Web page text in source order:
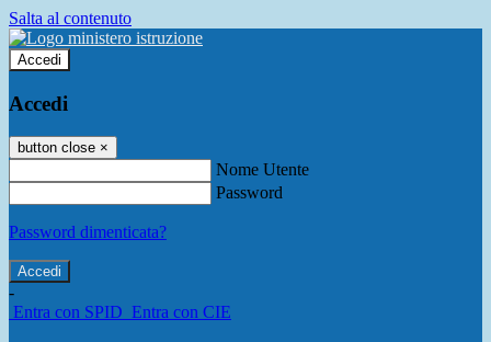
Salta al contenuto
Accedi
Accedi
button close ×
Nome Utente
Password
Password dimenticata?
-
Entra con SPID Entra con CIE